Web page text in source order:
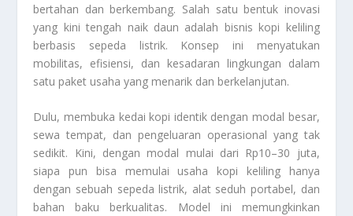
bertahan dan berkembang. Salah satu bentuk inovasi
yang kini tengah naik daun adalah bisnis kopi keliling
berbasis sepeda listrik. Konsep ini menyatukan
mobilitas, efisiensi, dan kesadaran lingkungan dalam
satu paket usaha yang menarik dan berkelanjutan.
Dulu, membuka kedai kopi identik dengan modal besar,
sewa tempat, dan pengeluaran operasional yang tak
sedikit. Kini, dengan modal mulai dari Rp10–30 juta,
siapa pun bisa memulai usaha kopi keliling hanya
dengan sebuah sepeda listrik, alat seduh portabel, dan
bahan baku berkualitas. Model ini memungkinkan